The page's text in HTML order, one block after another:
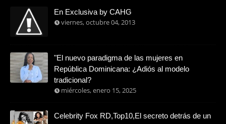
En Exclusiva by CAHG
viernes, octubre 04, 2013
"El nuevo paradigma de las mujeres en
República Dominicana: ¿Adiós al modelo
tradicional?
miércoles, enero 15, 2025
Celebrity Fox RD,Top10,El secreto detrás de un